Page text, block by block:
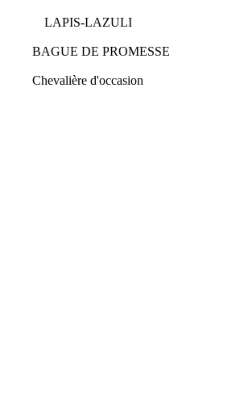
LAPIS-LAZULI
BAGUE DE PROMESSE
Chevalière d'occasion